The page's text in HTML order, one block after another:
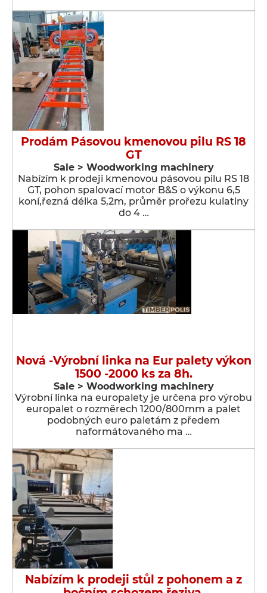
Prodám Pásovou kmenovou pilu RS 18
GT
Sale > Woodworking machinery
Nabízím k prodeji kmenovou pásovou pilu RS 18
GT, pohon spalovací motor B&S o výkonu 6,5
koní,řezná délka 5,2m, průměr prořezu kulatiny
do 4 …
Nová -Výrobní linka na Eur palety výkon
1500 -2000 ks za 8h.
Sale > Woodworking machinery
Výrobní linka na europalety je určena pro výrobu
europalet o rozměrech 1200/800mm a palet
podobných euro paletám z předem
naformátovaného ma …
Nabízím k prodeji stůl z pohonem a z